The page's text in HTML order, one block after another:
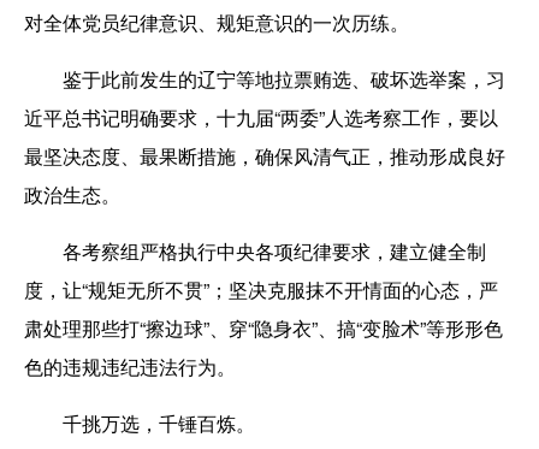
对全体党员纪律意识、规矩意识的一次历练。
鉴于此前发生的辽宁等地拉票贿选、破坏选举案，习
近平总书记明确要求，十九届“两委”人选考察工作，要以
最坚决态度、最果断措施，确保风清气正，推动形成良好
政治生态。
各考察组严格执行中央各项纪律要求，建立健全制
度，让“规矩无所不贯”；坚决克服抹不开情面的心态，严
肃处理那些打“擦边球”、穿“隐身衣”、搞“变脸术”等形形色
色的违规违纪违法行为。
千挑万选，千锤百炼。